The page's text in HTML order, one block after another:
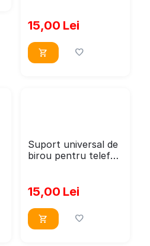
dimensiune 20x11
cm
15,00 Lei
Suport universal de
birou pentru telefon
dimensiune 20x12
cm
15,00 Lei